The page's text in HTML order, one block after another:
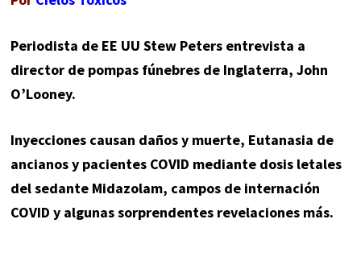
Periodista de EE UU Stew Peters entrevista a
director de pompas fúnebres de Inglaterra, John
O’Looney.
Inyecciones causan daños y muerte, Eutanasia de
ancianos y pacientes COVID mediante dosis letales
del sedante Midazolam, campos de internación
COVID y algunas sorprendentes revelaciones más.